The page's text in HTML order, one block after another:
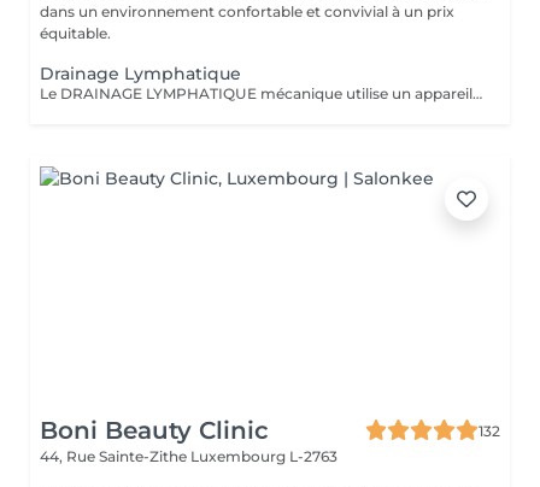
dans un environnement confortable et convivial à un prix
équitable.
Drainage Lymphatique
Le DRAINAGE LYMPHATIQUE mécanique utilise un appareil pour stimuler la circulation de la lymphe pour dégonfler, détoxifier et affiner la silhouette. La LUMINOTHÉRAPIE du visage consiste à exposer la peau à des lumières LED afin de stimuler le renouvellement cellulaire et améliorer l'éclat du teint.
Boni Beauty Clinic
132
44, Rue Sainte-Zithe Luxembourg L-2763